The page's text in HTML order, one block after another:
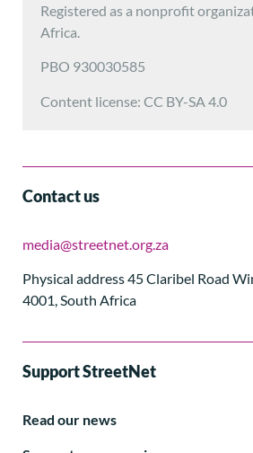
Registered as a nonprofit
Africa.
PBO 930030585
Content license: CC BY-SA 4.0
Contact us
media@streetnet.org.za
Physical address 45 Claribel Road
4001, South Africa
Support StreetNet
Read our news